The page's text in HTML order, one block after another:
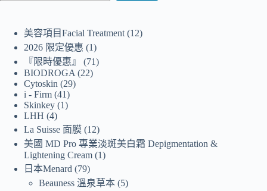
美容項目Facial Treatment 12
2026 限定優惠
1
『限時優惠』
71
BIODROGA
22
Cytoskin
29
i - Firm 41
Skinkey 1
LHH 4
La Suisse 面膜 12
美國 MD Pro 專業淡斑美白霜 Depigmentation &
Lightening Cream 1
日本Menard
79
Beauness 溫泉草本 5